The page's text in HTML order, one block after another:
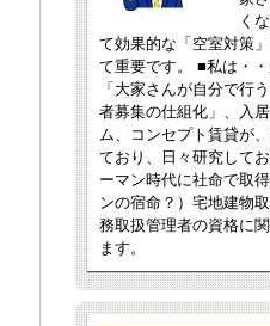
く
て効果的な「空室対策
て重要です。 ■私は・・
「大家さんが自分で行
者募集の仕組化」、入
ム、コンセプト賃貸が
ており、日々研究して
ーマン時代に社命で取
ンの宿命？）宅地建物
務取扱管理者の資格に
ます。